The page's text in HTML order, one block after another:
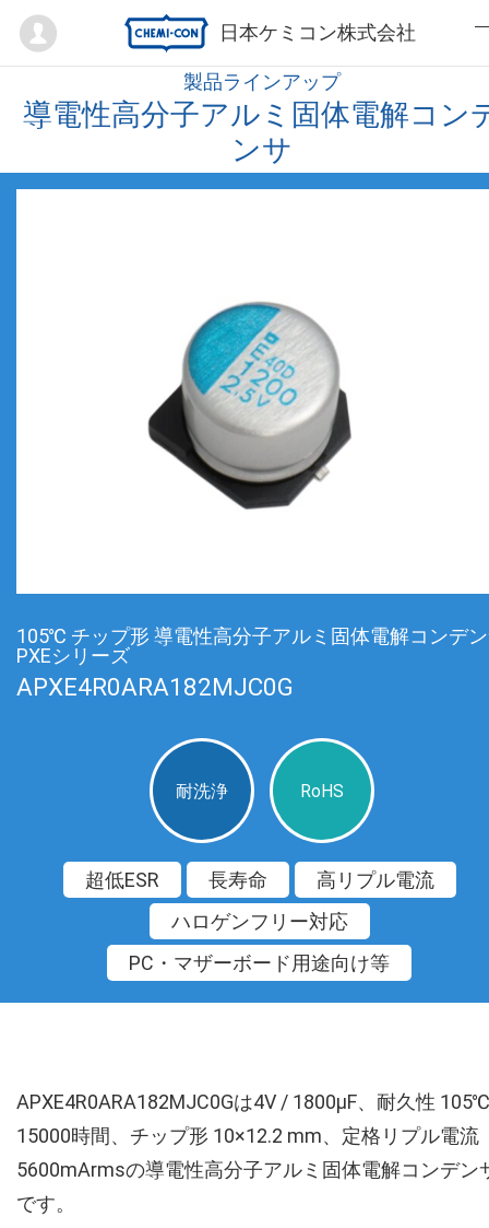
日本ケミコン株式会社
Mypage
製品ラインアップ
導電性高分子アルミ固体電解コン
ンサ
105℃ チップ形 導電性高分子アルミ固体電解コンデ
PXEシリーズ
APXE4R0ARA182MJC0G
耐洗浄 RoHS
超低ESR 長寿命
高リプル電流
ハロゲンフリー対応
PC・マザーボード用途向け等
APXE4R0ARA182MJC0Gは4V / 1800µF、耐久性 105℃
15000時間、チップ形 10×12.2 mm、定格リプル電流
5600mArmsの導電性高分子アルミ固体電解コンデン
です。